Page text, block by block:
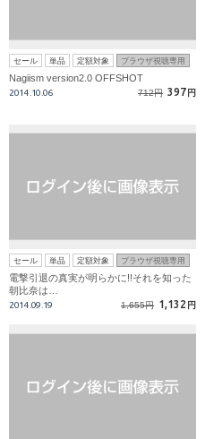
セール 単品 定額対象 ブラウザ視聴専用
Nagiism version2.0 OFFSHOT
2014.10.06 712円 397 円
セール 単品 定額対象 ブラウザ視聴専用
電撃引退の真実が明らかに!!それを知った
朝比奈は…
2014.09.19 1,655円 1,132 円